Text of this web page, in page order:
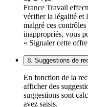
France Travail
vérifier la légalité et
malgré ces
inappropriés, vous
« Signaler cette
8. Suggestions de
En fonction de la
afficher des
suggestions sont
avez saisis.